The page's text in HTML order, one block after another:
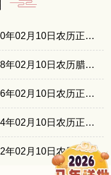
2020年02月10日农历正月十七
2018年02月10日农历腊月廿五
2016年02月10日农历正月初三
2014年02月10日农历正月十一
2012年02月10日农历正月十九